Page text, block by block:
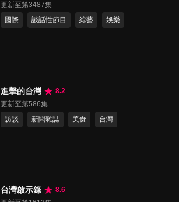
更新至第3487集
國際
談話性節目 綜藝 娛樂
進擊的台灣
8.2
更新至第586集
訪談
新聞雜誌 美食 台灣
台灣啟示錄
8.6